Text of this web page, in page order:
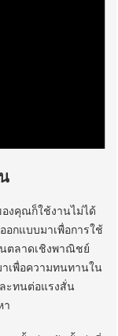
องคุณก็ใช้งานไม่ได้
อกแบบมาเพื่อการใช้
ตลาดเชิงพาณิชย์
เพื่อความทนทานใน
ะทนต่อแรงสั่น
า